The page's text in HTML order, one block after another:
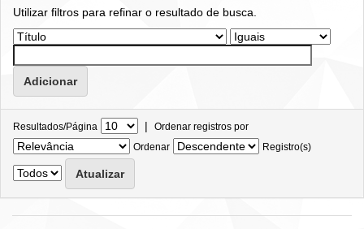
Utilizar filtros para refinar o resultado de busca.
Resultados/Página | Ordenar registros por
Ordenar
Registro(s)